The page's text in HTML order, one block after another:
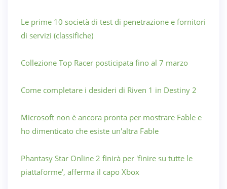
Le prime 10 società di test di penetrazione e fornitori
di servizi (classifiche)
Collezione Top Racer posticipata fino al 7 marzo
Come completare i desideri di Riven 1 in Destiny 2
Microsoft non è ancora pronta per mostrare Fable e
ho dimenticato che esiste un'altra Fable
Phantasy Star Online 2 finirà per 'finire su tutte le
piattaforme', afferma il capo Xbox